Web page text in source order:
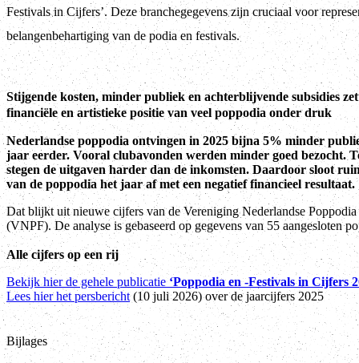
Festivals in Cijfers’. Deze branchegegevens zijn cruciaal voor
belangenbehartiging van de podia en festivals.
Stijgende kosten, minder publiek en achterblijvende subsidies
financiële en artistieke positie van veel poppodia onder druk
Nederlandse poppodia ontvingen in 2025 bijna 5% minder
jaar eerder. Vooral clubavonden werden minder goed bezocht.
stegen de uitgaven harder dan de inkomsten. Daardoor sloot
van de poppodia het jaar af met een negatief financieel resultaat.
Dat blijkt uit nieuwe cijfers van de Vereniging Nederlandse Poppodia
(VNPF). De analyse is gebaseerd op gegevens van 55 aangesloten
Alle cijfers op een rij
Bekijk hier de gehele publicatie ‘Poppodia en -Festivals in Cijfers
Lees hier het persbericht(10 juli 2026) over de jaarcijfers 2025
Bijlages